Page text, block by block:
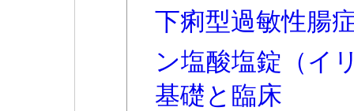
下痢型過敏性腸
ン塩酸塩錠（イ
基礎と臨床